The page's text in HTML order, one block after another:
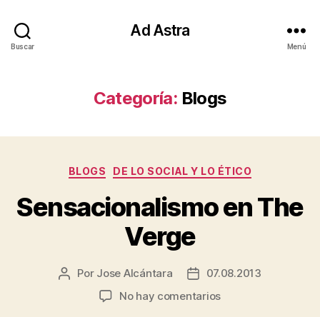
Buscar
Ad Astra
Menú
Categoría: Blogs
Categorías
BLOGS DE LO SOCIAL Y LO ÉTICO
Sensacionalismo en The
Verge
Autor
Por Jose Alcántara
Fecha07.08.2013
No hay comentariosen